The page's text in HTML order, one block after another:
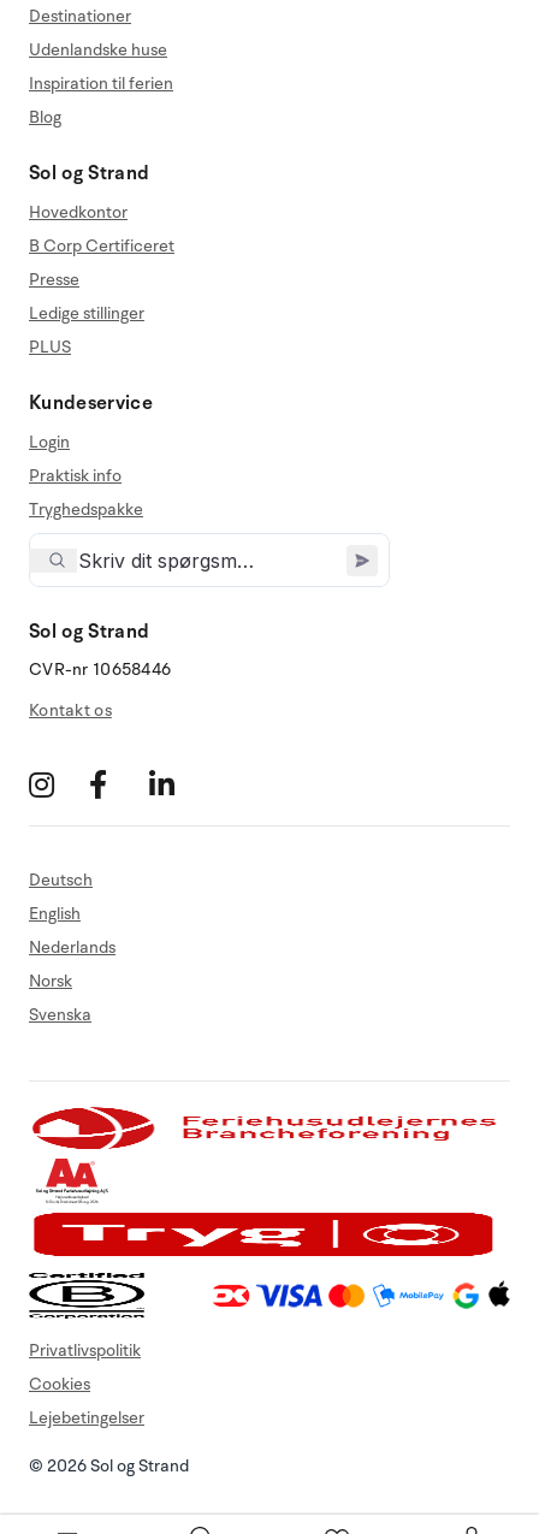
Destinationer
Udenlandske huse
Inspiration til ferien
Blog
Sol og Strand
Hovedkontor
B Corp Certificeret
Presse
Ledige stillinger
PLUS
Kundeservice
Login
Praktisk info
Tryghedspakke
Sol og Strand
CVR-nr 10658446
Kontakt os
Deutsch
English
Nederlands
Norsk
Svenska
© 2026 Sol og Strand
Privatlivspolitik
Cookies
Lejebetingelser